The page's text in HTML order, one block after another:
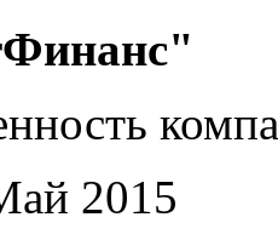
2015